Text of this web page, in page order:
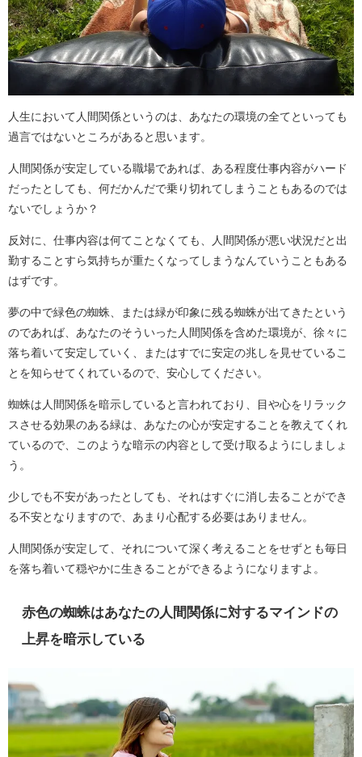
人生において人間関係というのは、あなたの環境の全てといっても
過言ではないところがあると思います。
人間関係が安定している職場であれば、ある程度仕事内容がハード
だったとしても、何だかんだで乗り切れてしまうこともあるのでは
ないでしょうか？
反対に、仕事内容は何てことなくても、人間関係が悪い状況だと出
勤することすら気持ちが重たくなってしまうなんていうこともある
はずです。
夢の中で緑色の蜘蛛、または緑が印象に残る蜘蛛が出てきたという
のであれば、あなたのそういった人間関係を含めた環境が、徐々に
落ち着いて安定していく、またはすでに安定の兆しを見せているこ
とを知らせてくれているので、安心してください。
蜘蛛は人間関係を暗示していると言われており、目や心をリラック
スさせる効果のある緑は、あなたの心が安定することを教えてくれ
ているので、このような暗示の内容として受け取るようにしましょ
う。
少しでも不安があったとしても、それはすぐに消し去ることができ
る不安となりますので、あまり心配する必要はありません。
人間関係が安定して、それについて深く考えることをせずとも毎日
を落ち着いて穏やかに生きることができるようになりますよ。
赤色の蜘蛛はあなたの人間関係に対するマインドの
上昇を暗示している